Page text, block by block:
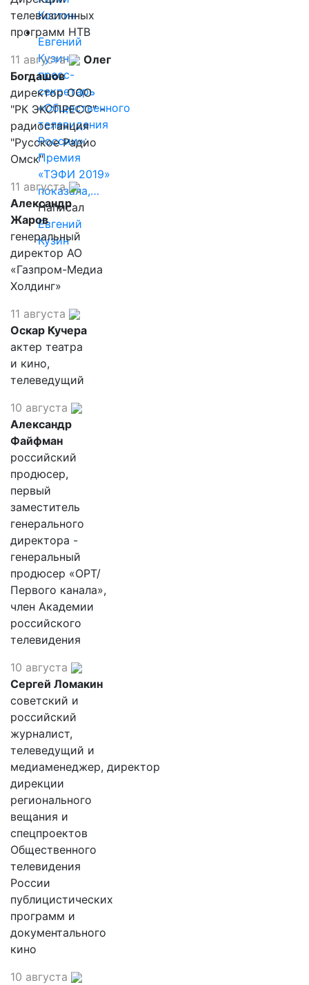
Костин
Евгений
Кузин,
пресс-
секретарь
«Общественного
телевидения
России»:
Премия
«ТЭФИ 2019»
показала,…
Написал
Евгений
Кузин
телевизионных
программ НТВ
11 августа
Олег
Богдашов
директор ООО
"РК ЭКСПРЕСС" -
радиостанция
"Русское Радио
Омск"
11 августа
Александр
Жаров
генеральный
директор АО
«Газпром-Медиа
Холдинг»
11 августа
Оскар Кучера
актер театра
и кино,
телеведущий
10 августа
Александр
Файфман
российский
продюсер,
первый
заместитель
генерального
директора -
генеральный
продюсер «ОРТ/
Первого канала»,
член Академии
российского
телевидения
10 августа
Сергей Ломакин
советский и
российский
журналист,
телеведущий и
медиаменеджер, директор
дирекции
регионального
вещания и
спецпроектов
Общественного
телевидения
России
публицистических
программ и
документального
кино
10 августа